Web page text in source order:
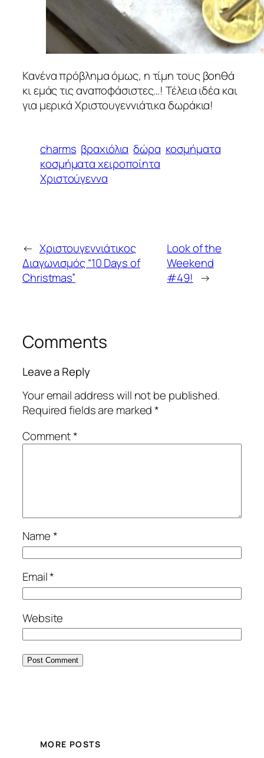
Κανένα πρόβλημα όμως, η τίμη τους βοηθά
κι εμάς τις αναποφάσιστες…! Τέλεια ιδέα και
για μερικά Χριστουγεννιάτικα δωράκια!
charms βραχιόλια δώρα κοσμήματα
κοσμήματα χειροποίητα
Χριστούγεννα
← Χριστουγεννιάτικος
Διαγωνισμός “10 Days of
Christmas”
Look of the
Weekend
#49! →
Comments
Leave a Reply
Your email address will not be published.
Required fields are marked*
Comment*
Name*
Email*
Website
MORE POSTS